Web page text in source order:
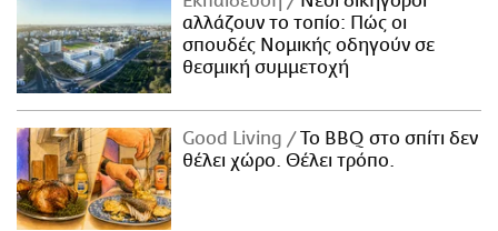
αλλάζουν το τοπίο: Πώς οι
σπουδές Νομικής οδηγούν σε
θεσμική συμμετοχή
Good Living
Το BBQ στο σπίτι δεν
θέλει χώρο. Θέλει τρόπο.